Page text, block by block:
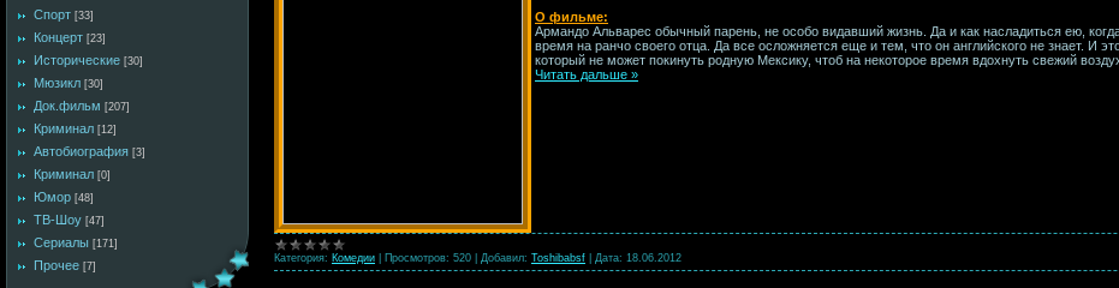
Спорт [33]
Концерт [23]
Исторические [30]
Мюзикл [30]
Док.фильм [207]
Криминал [12]
Автобиография [3]
Криминал [0]
Юмор [48]
ТВ-Шоу [47]
Сериалы [171]
Прочее [7]
О фильме:
Армандо Альварес обычный парень, не особо видавший жизнь. Да и как насладиться ею,
время на ранчо своего отца. Да все осложняется еще и тем, что он английского не знает. И
который не может покинуть родную Мексику, чтоб на некоторое время вдохнуть свежий
Читать дальше »
Категория: Комедии Просмотров: 520 Добавил: Toshibabsf Дата: 18.06.2012